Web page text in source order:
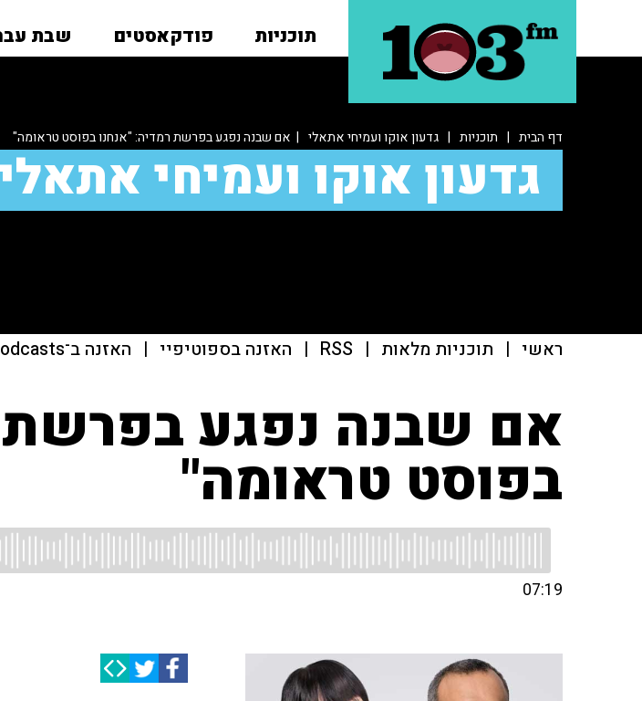
תוכניות פודקאסטים שבת
דף הבית | תוכניות | גדעון אוקו ועמיחי אתאלי | אם שבנה נפגע בפרשת רמדיה: "אנחנו בפוסט טראומה"
גדעון אוקו ועמיחי
ראשי | תוכניות מלאות |
RSS
| האזנה בספוטיפיי | האזנה ב־Apple Podcasts
אם שבנה נפגע בפרשת
בפוסט טראומה"
07:19